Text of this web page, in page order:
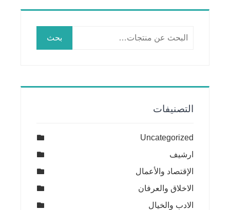
بحث
التصنيفات
Uncategorized
ارشيف
الإقتصاد والأعمال
الاخلاق والعرفان
الادب والخيال